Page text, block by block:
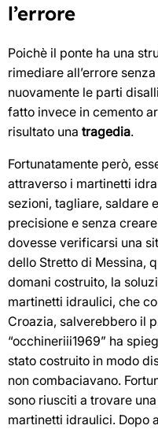
l’errore
Poichè il ponte ha una
rimediare all’errore senza
nuovamente le parti
fatto invece in cemento
risultato una tragedia.
Fortunatamente però,
attraverso i martinetti
sezioni, tagliare, saldare
precisione e senza creare
dovesse verificarsi una
dello Stretto di Messina,
domani costruito, la
martinetti idraulici, che
Croazia, salverebbero il
“occhineriii1969” ha
stato costruito in modo
non combaciavano.
sono riusciti a trovare una
martinetti idraulici. Dopo